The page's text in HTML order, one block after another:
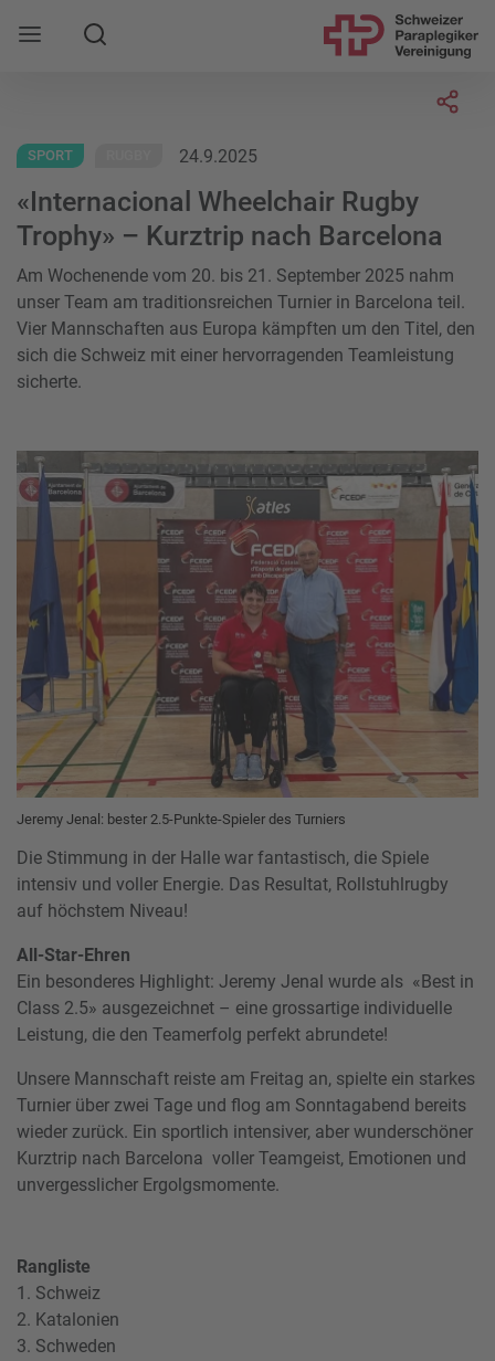
Mobile Navigation öffnen
Suche
SPORT 24.9.2025
«Internacional Wheelchair Rugby
Trophy» – Kurztrip nach Barcelona
Am Wochenende vom 20. bis 21. September 2025 nahm
unser Team am traditionsreichen Turnier in Barcelona teil.
Vier Mannschaften aus Europa kämpften um den Titel, den
sich die Schweiz mit einer hervorragenden Teamleistung
sicherte.
Jeremy Jenal: bester 2.5-Punkte-Spieler des Turniers
Die Stimmung in der Halle war fantastisch, die Spiele
intensiv und voller Energie. Das Resultat, Rollstuhlrugby
auf höchstem Niveau!
All-Star-Ehren
Ein besonderes Highlight: Jeremy Jenal wurde als «Best in
Class 2.5» ausgezeichnet – eine grossartige individuelle
Leistung, die den Teamerfolg perfekt abrundete!
Unsere Mannschaft reiste am Freitag an, spielte ein starkes
Turnier über zwei Tage und flog am Sonntagabend bereits
wieder zurück. Ein sportlich intensiver, aber wunderschöner
Kurztrip nach Barcelona voller Teamgeist, Emotionen und
unvergesslicher Ergolgsmomente.
Rangliste
1. Schweiz
2. Katalonien
3. Schweden